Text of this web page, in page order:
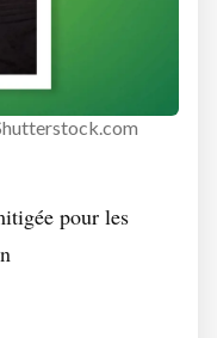
pour les